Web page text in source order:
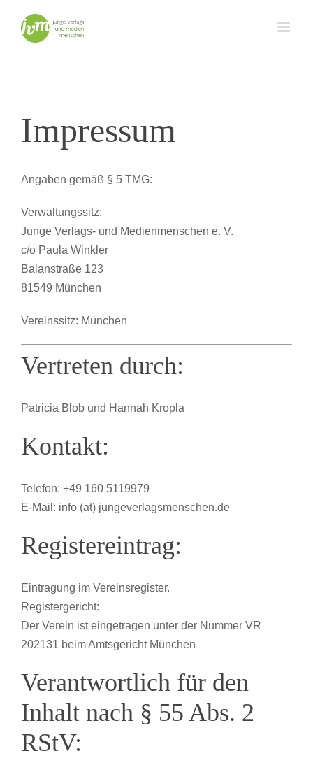
Inhalt
springen
Impressum
Angaben gemäß § 5 TMG:
Verwaltungssitz:
Junge Verlags- und Medienmenschen e. V.
c/o Paula Winkler
Balanstraße 123
81549 München
Vereinssitz: München
Vertreten durch:
Patricia Blob und Hannah Kropla
Kontakt:
Telefon: +49 160 5119979
E-Mail: info (at) jungeverlagsmenschen.de
Registereintrag:
Eintragung im Vereinsregister.
Registergericht:
Der Verein ist eingetragen unter der Nummer VR
202131 beim Amtsgericht München
Verantwortlich für den
Inhalt nach § 55 Abs. 2
RStV: